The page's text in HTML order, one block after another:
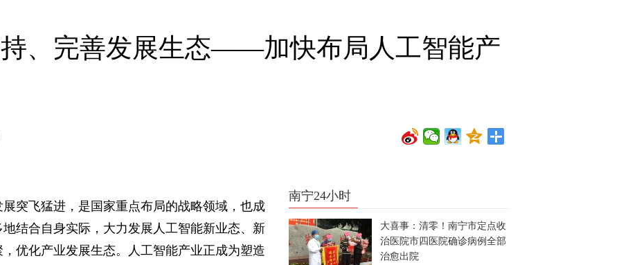
、完善发展生态——加快布局人工智能产
突飞猛进，是国家重点布局的战略领域，也成
结合自身实际，大力发展人工智能新业态、新
优化产业发展生态。人工智能产业正成为塑造
南宁24小时
大喜事：清零！南宁市定点收
治医院市四医院确诊病例全部
治愈出院